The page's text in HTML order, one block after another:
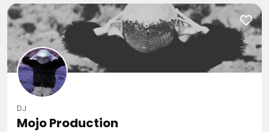
DJ
Mojo Production